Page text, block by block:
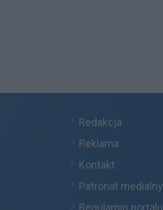
Redakcja
Reklama
Kontakt
Patronat medialny
Regulamin portalu